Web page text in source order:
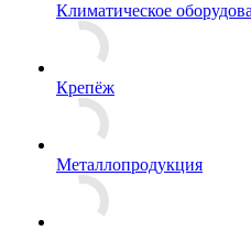
Климатическое
Крепёж
Металлопродукция